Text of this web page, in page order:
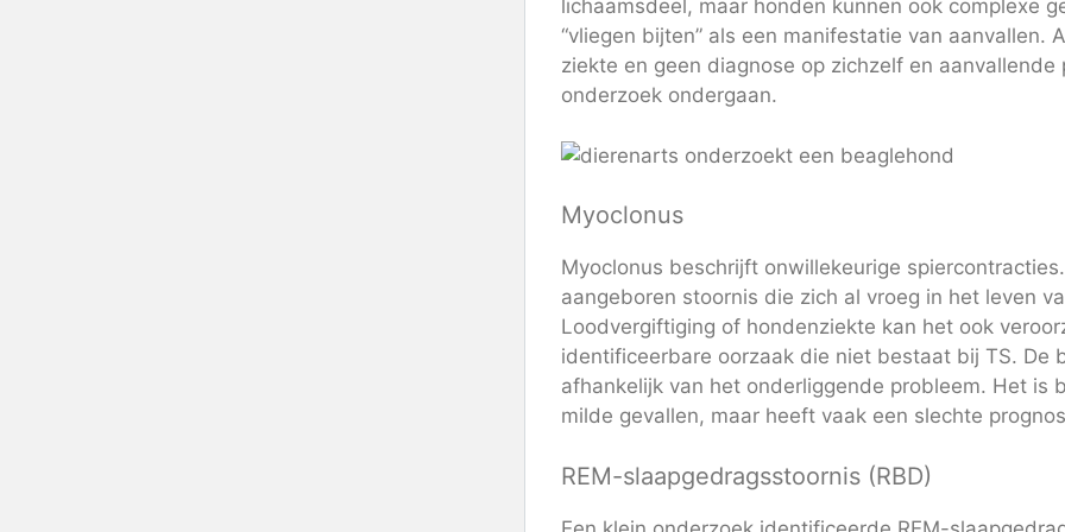
lichaamsdeel, maar honden kunnen ook complexe
“vliegen bijten” als een manifestatie van aanvallen.
ziekte en geen diagnose op zichzelf en
onderzoek ondergaan.
Myoclonus
Myoclonus beschrijft onwillekeurige
aangeboren stoornis die zich al vroeg in het leven
Loodvergiftiging of hondenziekte kan het ook
identificeerbare oorzaak die niet bestaat bij TS. De
afhankelijk van het onderliggende probleem. Het is
milde gevallen, maar heeft vaak een slechte
REM-slaapgedragsstoornis (RBD)